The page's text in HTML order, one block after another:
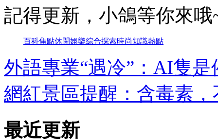
記得更新，小鴿等你來
百科焦點休閑娛樂綜合探索時尚知識熱點
外語專業“遇冷”：AI隻是
網紅景區提醒：含毒素，
最近更新